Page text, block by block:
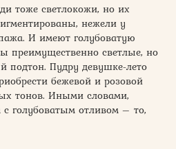
тоже светлокожи, но их
нежели у
И имеют голубоватую
преимущественно светлые, но
подтон. Пудру девушке-лето
бежевой и розовой
тонов. Иными словами,
с голубоватым отливом – то,